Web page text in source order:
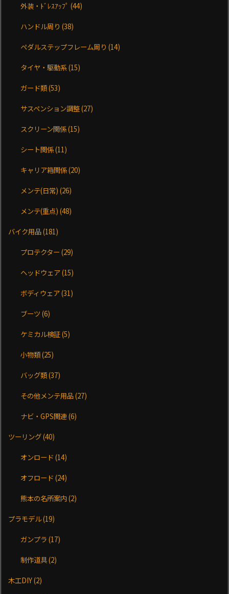
外装・ﾄﾞﾚｽｱｯﾌﾟ(44)
ハンドル周り(38)
ペダルステップフレーム周り(14)
タイヤ・駆動系(15)
ガード類(53)
サスペンション調整(27)
スクリーン関係(15)
シート関係(11)
キャリア箱関係(20)
メンテ(日常)(26)
メンテ(重点)(48)
バイク用品(181)
プロテクター(29)
ヘッドウェア(15)
ボディウェア(31)
ブーツ(6)
ケミカル検証(5)
小物類(25)
バッグ類(37)
その他メンテ用品(27)
ナビ・GPS関連(6)
ツーリング(40)
オンロード(14)
オフロード(24)
熊本の名所案内(2)
プラモデル(19)
ガンプラ(17)
制作道具(2)
木工DIY(2)